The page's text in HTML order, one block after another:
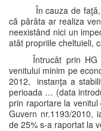
În cauza de
că pârâta ar realiza
neexistând nici un
atât propriile cheltuieli,
Întrucât prin HG
venitului minim pe
2012, instanţa a
perioada … (data
prin raportare la
Guvern nr.1193/
de 25% s-a raportat la